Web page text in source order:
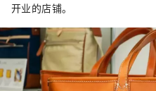
开业的店铺。